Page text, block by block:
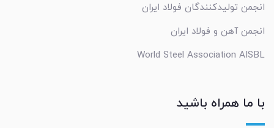
انجمن تولیدکنندگان فولاد ایران
انجمن آهن و فولاد ایران
World Steel Association AISBL
با ما همراه باشید